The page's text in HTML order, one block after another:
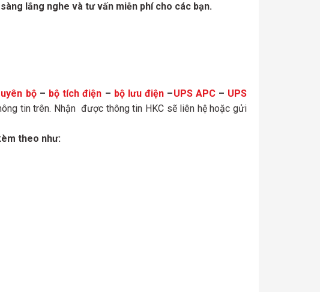
lắng nghe và tư vấn miễn phí cho các bạn.
bộ– bộ tích điện – bộ lưu điện –UPS APC– UPS
tin trên. Nhận được thông tin HKC sẽ liên hệ hoặc gửi
theo như: